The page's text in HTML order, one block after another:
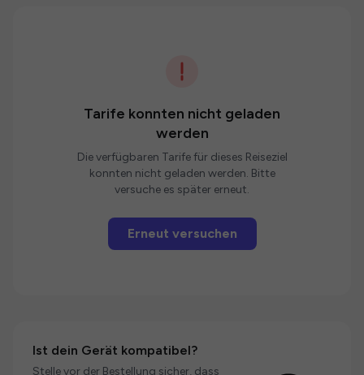
Tarife konnten nicht geladen
werden
Die verfügbaren Tarife für dieses Reiseziel
konnten nicht geladen werden. Bitte
versuche es später erneut.
Erneut versuchen
Ist dein Gerät kompatibel?
Stelle vor der Bestellung sicher, dass